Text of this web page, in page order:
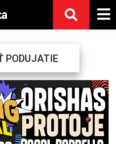
PODUJATIE
Next